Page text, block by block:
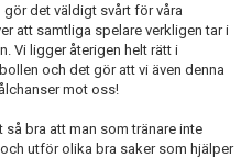
det väldigt svårt för våra
att samtliga spelare verkligen tar i
Vi ligger återigen helt rätt i
och det gör att vi även denna
mot oss!
bra att man som tränare inte
utför olika bra saker som hjälper